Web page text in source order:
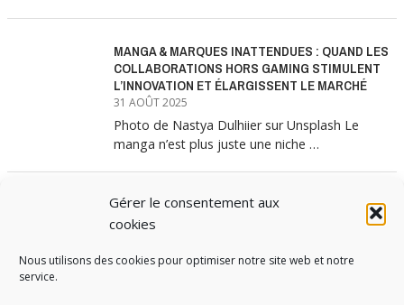
Gérer le consentement aux
cookies
Nous utilisons des cookies pour optimiser notre site web et notre
service.
MANGA & MARQUES INATTENDUES : QUAND LES
COLLABORATIONS HORS GAMING STIMULENT
L’INNOVATION ET ÉLARGISSENT LE MARCHÉ
31 AOÛT 2025
Photo de Nastya Dulhiier sur Unsplash Le
manga n’est plus juste une niche …
MANGA & MARQUES : ANATOMIE D’UNE
ALLIANCE MARKETING GAGNANTE
Les interminables files d’attente devant les